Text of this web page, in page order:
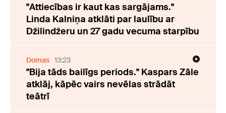
"Attiecības ir kaut kas sargājams."
Linda Kalniņa atklāti par laulību ar
Džilindžeru un 27 gadu vecuma starpību
Domas 13:23
"Bija tāds bailīgs periods." Kaspars Zāle
atklāj, kāpēc vairs nevēlas strādāt
teātrī